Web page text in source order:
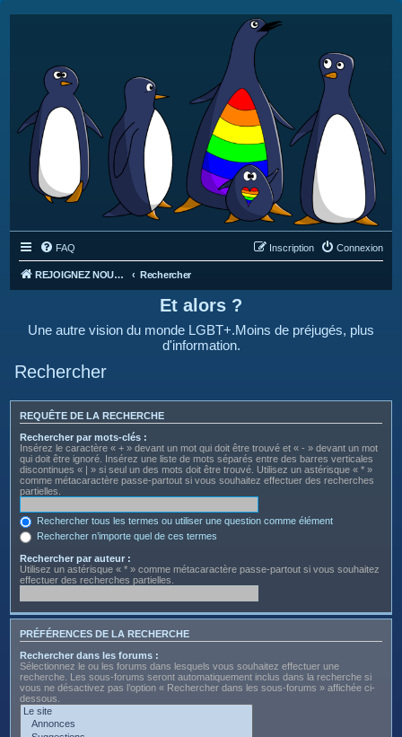
FAQ Connexion
Inscription
REJOIGNEZ NOUS SUR DISCORD : https://discord.gg/4C2Bvub Rechercher
Et alors ?
Une autre vision du monde LGBT+.Moins de préjugés, plus
d'information.
Rechercher
REQUÊTE DE LA RECHERCHE
Rechercher par mots-clés :
Insérez le caractère « + » devant un mot qui doit être trouvé et « - » devant un mot
qui doit être ignoré. Insérez une liste de mots séparés entre des barres verticales
discontinues « | » si seul un des mots doit être trouvé. Utilisez un astérisque « * »
comme métacaractère passe-partout si vous souhaitez effectuer des recherches
partielles.
Rechercher tous les termes ou utiliser une question comme élément
Rechercher n’importe quel de ces termes
Rechercher par auteur :
Utilisez un astérisque « * » comme métacaractère passe-partout si vous souhaitez
effectuer des recherches partielles.
PRÉFÉRENCES DE LA RECHERCHE
Rechercher dans les forums :
Sélectionnez le ou les forums dans lesquels vous souhaitez effectuer une
recherche. Les sous-forums seront automatiquement inclus dans la recherche si
vous ne désactivez pas l’option « Rechercher dans les sous-forums » affichée ci-
dessous.